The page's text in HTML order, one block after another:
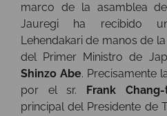
marco de la asamblea
Jauregi ha recibido
Lehendakari de manos de
del Primer Ministro de
Shinzo Abe. Precisamente
por el sr. Frank
principal del Presidente de